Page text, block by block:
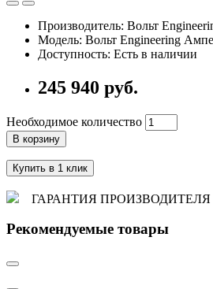
Производитель: Вольт
Модель: Вольт Engineering
Доступность: Есть в наличии
245 940 руб.
Необходимое количество
В корзину
Купить в 1 клик
ГАРАНТИЯ ПРОИЗВОДИТЕЛЯ
Рекомендуемые товары